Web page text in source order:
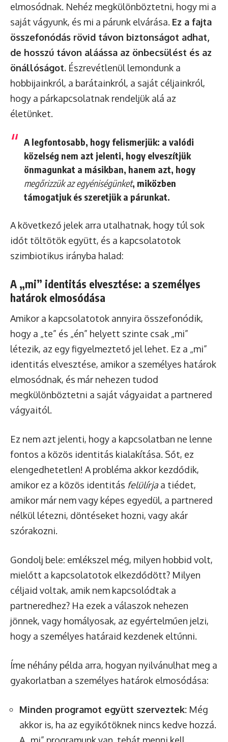
elmosódnak. Nehéz megkülönböztetni, hogy mi a
saját vágyunk, és mi a párunk elvárása. Ez a fajta
összefonódás rövid távon biztonságot adhat,
de hosszú távon aláássa az önbecsülést és az
önállóságot. Észrevétlenül lemondunk a
hobbijainkról, a barátainkról, a saját céljainkról,
hogy a párkapcsolatnak rendeljük alá az
életünket.
A legfontosabb, hogy felismerjük: a valódi
közelség nem azt jelenti, hogy elveszítjük
önmagunkat a másikban, hanem azt, hogy
megőrizzük az egyéniségünket, miközben
támogatjuk és szeretjük a párunkat.
A következő jelek arra utalhatnak, hogy túl sok
időt töltötök együtt, és a kapcsolatotok
szimbiotikus irányba halad:
A „mi” identitás elvesztése: a személyes
határok elmosódása
Amikor a kapcsolatotok annyira összefonódik,
hogy a „te” és „én” helyett szinte csak „mi”
létezik, az egy figyelmeztető jel lehet. Ez a „mi”
identitás elvesztése, amikor a személyes határok
elmosódnak, és már nehezen tudod
megkülönböztetni a saját vágyaidat a partnered
vágyaitól.
Ez nem azt jelenti, hogy a kapcsolatban ne lenne
fontos a közös identitás kialakítása. Sőt, ez
elengedhetetlen! A probléma akkor kezdődik,
amikor ez a közös identitás felülírjaa tiédet,
amikor már nem vagy képes egyedül, a partnered
nélkül létezni, döntéseket hozni, vagy akár
szórakozni.
Gondolj bele: emlékszel még, milyen hobbid volt,
mielőtt a kapcsolatotok elkezdődött? Milyen
céljaid voltak, amik nem kapcsolódtak a
partneredhez? Ha ezek a válaszok nehezen
jönnek, vagy homályosak, az egyértelműen jelzi,
hogy a személyes határaid kezdenek eltűnni.
Íme néhány példa arra, hogyan nyilvánulhat meg a
gyakorlatban a személyes határok elmosódása:
Minden programot együtt szerveztek: Még
akkor is, ha az egyikőtöknek nincs kedve hozzá.